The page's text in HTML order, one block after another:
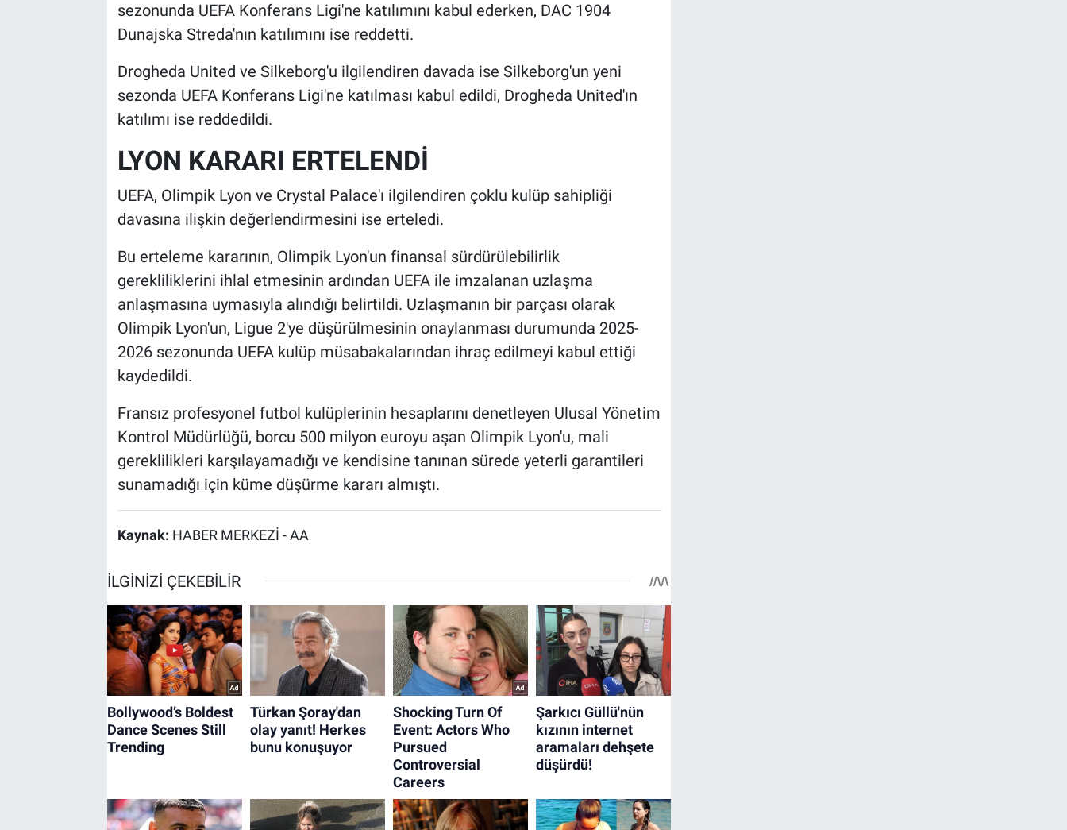
sezonunda UEFA Konferans Ligi'ne katılımını kabul ederken, DAC 1904
Dunajska Streda'nın katılımını ise reddetti.
Drogheda United ve Silkeborg'u ilgilendiren davada ise Silkeborg'un yeni
sezonda UEFA Konferans Ligi'ne katılması kabul edildi, Drogheda United'ın
katılımı ise reddedildi.
LYON KARARI ERTELENDİ
UEFA, Olimpik Lyon ve Crystal Palace'ı ilgilendiren çoklu kulüp sahipliği
davasına ilişkin değerlendirmesini ise erteledi.
Bu erteleme kararının, Olimpik Lyon'un finansal sürdürülebilirlik
gerekliliklerini ihlal etmesinin ardından UEFA ile imzalanan uzlaşma
anlaşmasına uymasıyla alındığı belirtildi. Uzlaşmanın bir parçası olarak
Olimpik Lyon'un, Ligue 2'ye düşürülmesinin onaylanması durumunda 2025-
2026 sezonunda UEFA kulüp müsabakalarından ihraç edilmeyi kabul ettiği
kaydedildi.
Fransız profesyonel futbol kulüplerinin hesaplarını denetleyen Ulusal Yönetim
Kontrol Müdürlüğü, borcu 500 milyon euroyu aşan Olimpik Lyon'u, mali
gereklilikleri karşılayamadığı ve kendisine tanınan sürede yeterli garantileri
sunamadığı için küme düşürme kararı almıştı.
Kaynak: HABER MERKEZİ - AA